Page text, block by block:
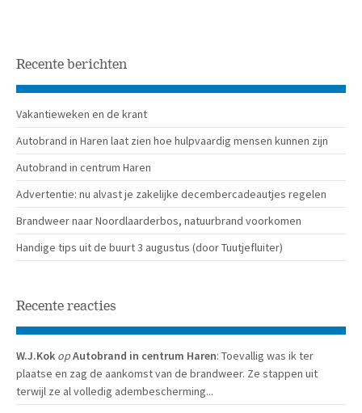
Recente berichten
Vakantieweken en de krant
Autobrand in Haren laat zien hoe hulpvaardig mensen kunnen zijn
Autobrand in centrum Haren
Advertentie: nu alvast je zakelijke decembercadeautjes regelen
Brandweer naar Noordlaarderbos, natuurbrand voorkomen
Handige tips uit de buurt 3 augustus (door Tuutjefluiter)
Recente reacties
W.J.Kok opAutobrand in centrum Haren: Toevallig was ik ter
plaatse en zag de aankomst van de brandweer. Ze stappen uit
terwijl ze al volledig adembescherming...